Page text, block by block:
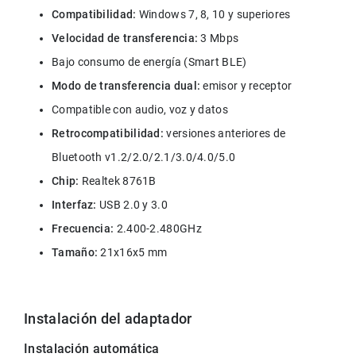
Compatibilidad: Windows 7, 8, 10 y superiores
Velocidad de transferencia: 3 Mbps
Bajo consumo de energía (Smart BLE)
Modo de transferencia dual: emisor y receptor
Compatible con audio, voz y datos
Retrocompatibilidad: versiones anteriores de
Bluetooth v1.2/2.0/2.1/3.0/4.0/5.0
Chip: Realtek 8761B
Interfaz: USB 2.0 y 3.0
Frecuencia: 2.400-2.480GHz
Tamaño: 21x16x5 mm
Instalación del adaptador
Instalación automática